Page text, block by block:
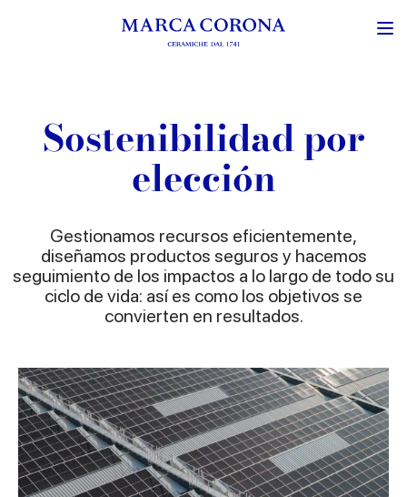
Sostenibilidad por
elección
Gestionamos recursos eficientemente,
diseñamos productos seguros y hacemos
seguimiento de los impactos a lo largo de todo su
ciclo de vida: así es como los objetivos se
convierten en resultados.